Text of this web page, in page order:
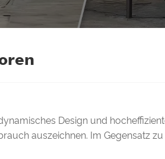
Design und
auszeichnen. Im Gegensatz